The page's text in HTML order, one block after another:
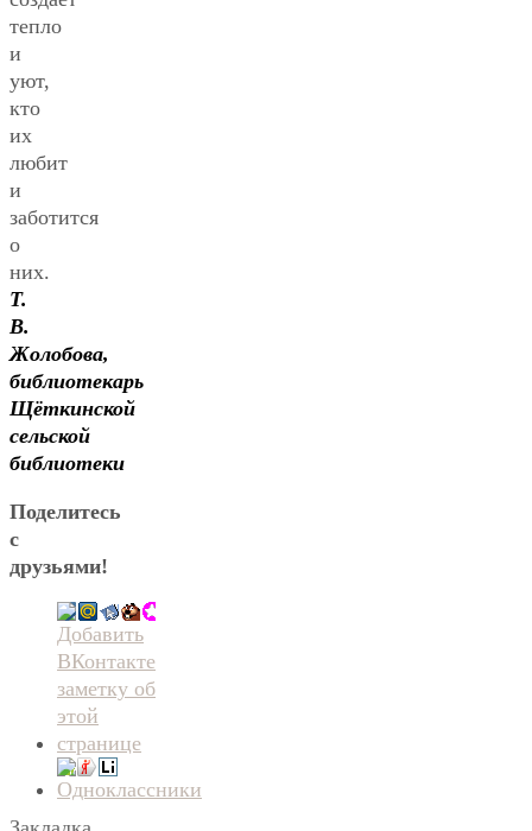
тепло
и
уют,
кто
их
любит
и
заботится
о
них.
Т.
В.
Жолобова,
библиотекарь
Щёткинской
сельской
библиотеки
Поделитесь
с
друзьями!